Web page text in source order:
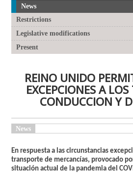
News
Restrictions
Legislative modifications
Present
REINO UNIDO
EXCEPCIONES A
CONDUCCION Y
News
En respuesta a las circunstancias
transporte de mercancías, provocado
situación actual de la pandemia del